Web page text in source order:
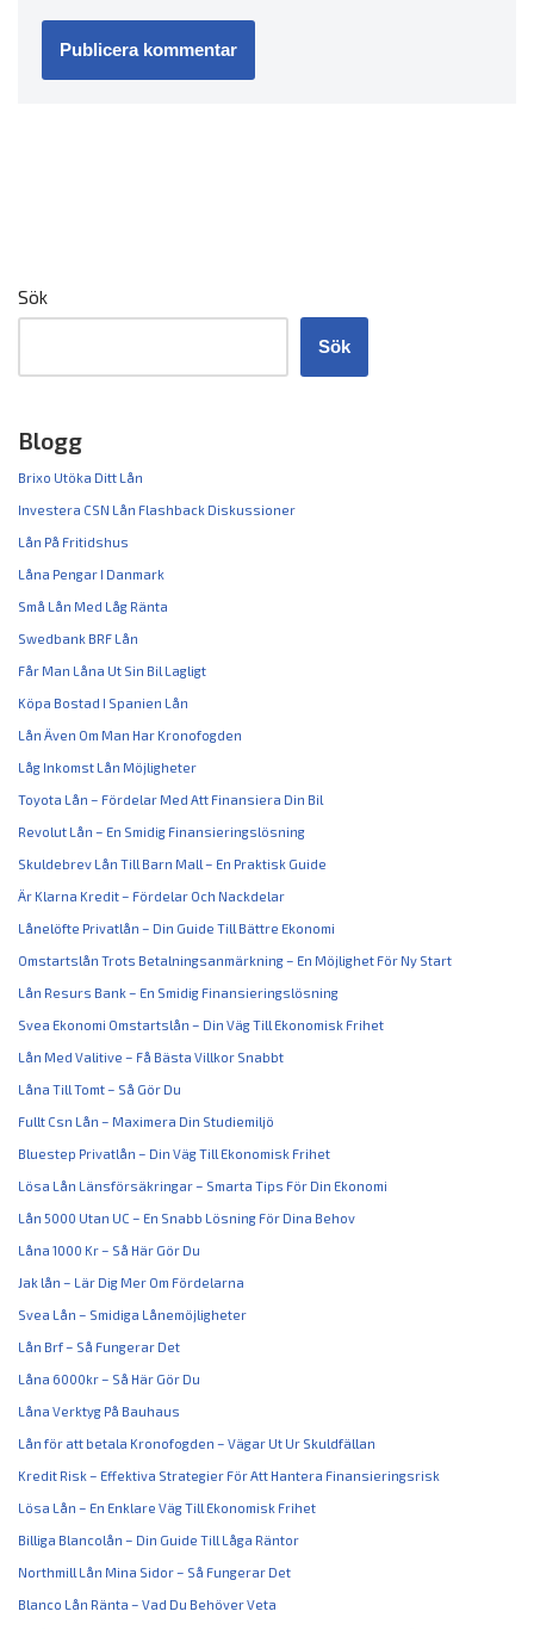
Sök
Sök
Blogg
Brixo Utöka Ditt Lån
Investera CSN Lån Flashback Diskussioner
Lån På Fritidshus
Låna Pengar I Danmark
Små Lån Med Låg Ränta
Swedbank BRF Lån
Får Man Låna Ut Sin Bil Lagligt
Köpa Bostad I Spanien Lån
Lån Även Om Man Har Kronofogden
Låg Inkomst Lån Möjligheter
Toyota Lån – Fördelar Med Att Finansiera Din Bil
Revolut Lån – En Smidig Finansieringslösning
Skuldebrev Lån Till Barn Mall – En Praktisk Guide
Är Klarna Kredit – Fördelar Och Nackdelar
Lånelöfte Privatlån – Din Guide Till Bättre Ekonomi
Omstartslån Trots Betalningsanmärkning – En Möjlighet För Ny Start
Lån Resurs Bank – En Smidig Finansieringslösning
Svea Ekonomi Omstartslån – Din Väg Till Ekonomisk Frihet
Lån Med Valitive – Få Bästa Villkor Snabbt
Låna Till Tomt – Så Gör Du
Fullt Csn Lån – Maximera Din Studiemiljö
Bluestep Privatlån – Din Väg Till Ekonomisk Frihet
Lösa Lån Länsförsäkringar – Smarta Tips För Din Ekonomi
Lån 5000 Utan UC – En Snabb Lösning För Dina Behov
Låna 1000 Kr – Så Här Gör Du
Jak lån – Lär Dig Mer Om Fördelarna
Svea Lån – Smidiga Lånemöjligheter
Lån Brf – Så Fungerar Det
Låna 6000kr – Så Här Gör Du
Låna Verktyg På Bauhaus
Lån för att betala Kronofogden – Vägar Ut Ur Skuldfällan
Kredit Risk – Effektiva Strategier För Att Hantera Finansieringsrisk
Lösa Lån – En Enklare Väg Till Ekonomisk Frihet
Billiga Blancolån – Din Guide Till Låga Räntor
Northmill Lån Mina Sidor – Så Fungerar Det
Blanco Lån Ränta – Vad Du Behöver Veta